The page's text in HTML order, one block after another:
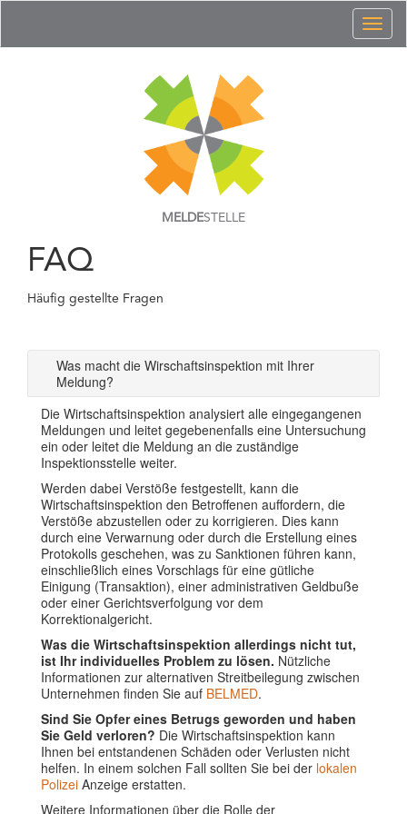
MELDESTELLE
FAQ
Häufig gestellte Fragen
Was macht die Wirschaftsinspektion mit Ihrer
Meldung?
Die Wirtschaftsinspektion analysiert alle eingegangenen
Meldungen und leitet gegebenenfalls eine Untersuchung
ein oder leitet die Meldung an die zuständige
Inspektionsstelle weiter.
Werden dabei Verstöße festgestellt, kann die
Wirtschaftsinspektion den Betroffenen auffordern, die
Verstöße abzustellen oder zu korrigieren. Dies kann
durch eine Verwarnung oder durch die Erstellung eines
Protokolls geschehen, was zu Sanktionen führen kann,
einschließlich eines Vorschlags für eine gütliche
Einigung (Transaktion), einer administrativen Geldbuße
oder einer Gerichtsverfolgung vor dem
Korrektionalgericht.
Was die Wirtschaftsinspektion allerdings nicht tut,
ist Ihr individuelles Problem zu lösen. Nützliche
Informationen zur alternativen Streitbeilegung zwischen
Unternehmen finden Sie auf BELMED.
Sind Sie Opfer eines Betrugs geworden und haben
Sie Geld verloren? Die Wirtschaftsinspektion kann
Ihnen bei entstandenen Schäden oder Verlusten nicht
helfen. In einem solchen Fall sollten Sie bei der lokalen
Polizei Anzeige erstatten.
Weitere Informationen über die Rolle der